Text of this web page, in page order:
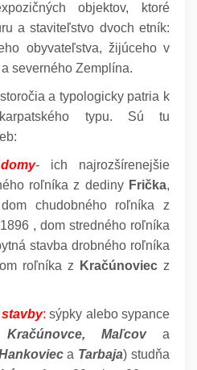
objektov, ktoré
a staviteľstvo dvoch etník:
obyvateľstva, žijúceho v
severného Zemplína.
a typologicky patria k
typu. Sú tu
- ich najrozšírenejšie
roľníka z dediny Frička,
chudobného roľníka z
, dom stredného roľníka
stavba drobného roľníka
roľníka z Kračúnoviec z
: sýpky alebo sypance
Kračúnovce, Maľcova
a Tarbaja) studňa